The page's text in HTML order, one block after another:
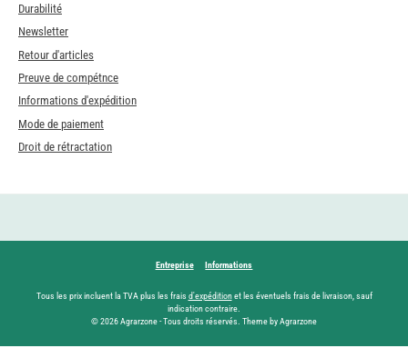
Durabilité
Newsletter
Retour d'articles
Preuve de compétnce
Informations d'expédition
Mode de paiement
Droit de rétractation
Entreprise Informations
Tous les prix incluent la TVA plus les frais d'expéditionet les éventuels frais de livraison, sauf
indication contraire.
© 2026 Agrarzone - Tous droits réservés. Theme by Agrarzone